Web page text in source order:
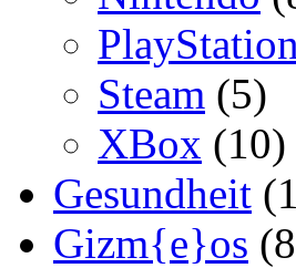
PlayStation
Steam (5)
XBox (10)
Gesundheit
Gizm{e}os